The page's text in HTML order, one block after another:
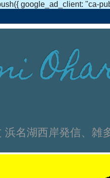
google_ad_client: "ca-
浜名湖西岸発信、雑